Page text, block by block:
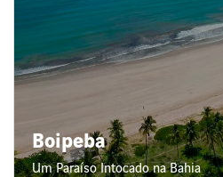
Boipeba
Um Paraíso Intocado na Bahia